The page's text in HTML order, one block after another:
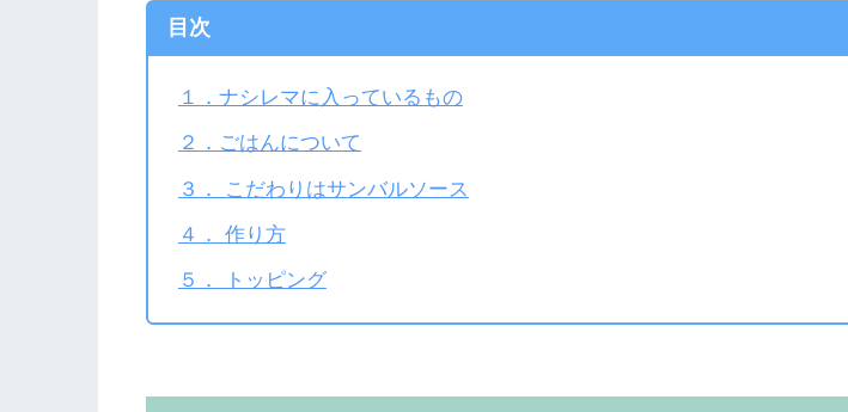
目次
１．ナシレマに入っているもの
２．ごはんについて
３． こだわりはサンバルソース
４． 作り方
５． トッピング